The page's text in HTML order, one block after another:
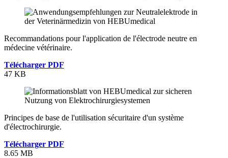
Recommandations pour l'application de l'électrode neutre en
médecine vétérinaire.
Télécharger PDF
47 KB
Principes de base de l'utilisation sécuritaire d'un système
d'électrochirurgie.
Télécharger PDF
8.65 MB